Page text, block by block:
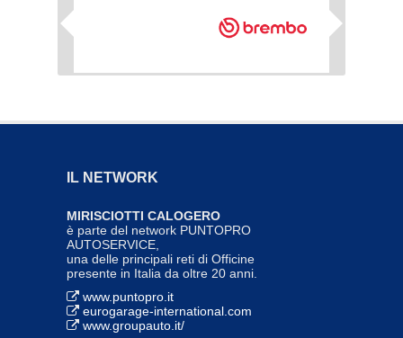
Catania - 2017-02-03
Motormanagement experience
Corso progetto spring -
Safety work hybrid -
1a+2a
Catania - 2014-12-15
Evoluzione nuove tecnologie
2009
Catania - 2009-11-13
Tecnologia hybrid toyota
Catania - 2014-06-27
Next
IL NETWORK
MIRISCIOTTI CALOGERO
è parte del network PUNTOPRO
AUTOSERVICE,
una delle principali reti di Officine
presente in Italia da oltre 20 anni.
www.puntopro.it
eurogarage-international.com
www.groupauto.it/